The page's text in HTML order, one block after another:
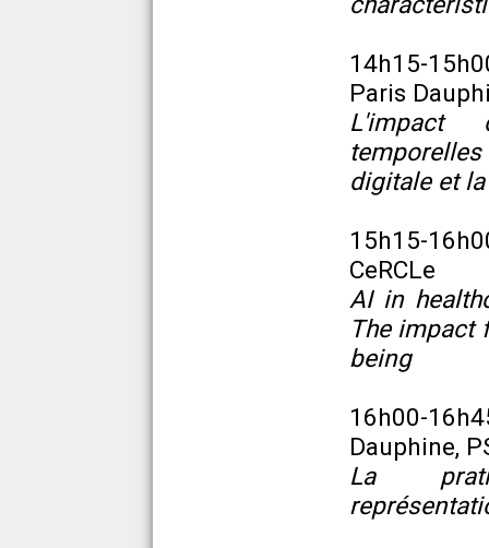
14h15-
Paris
L'impact
digitale et
15h15-
CeRCLe
AI in
The impact
being
16h00-
Dauphine,
La